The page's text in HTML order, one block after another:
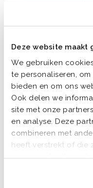
Deze website maakt
We gebruiken
te personaliseren,
bieden en om ons
Ook delen we
site met onze
en analyse. Deze
combineren met
heeft verstrekt of die
van uw gebruik van
Remke heeft
momenten heeft
weten vast te
nog eens een
de dag.
sommige
dat ze er is. We
prachtig